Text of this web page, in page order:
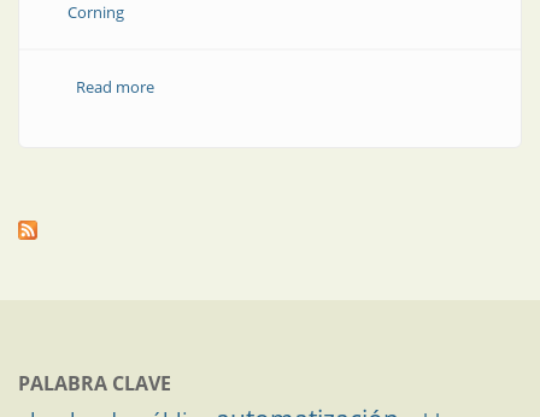
Corning
Read moreabout Comunicación y redes: cómo prepararse para
PALABRA CLAVE